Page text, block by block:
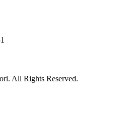
All Rights Reserved.